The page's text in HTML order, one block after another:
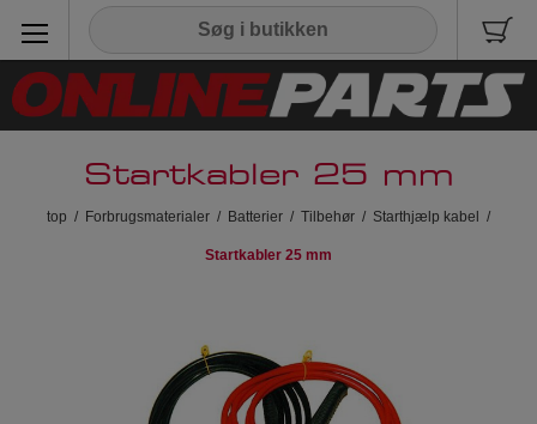
Startkabler 25 mm
top / Forbrugsmaterialer / Batterier / Tilbehør / Starthjælp kabel /
Startkabler 25 mm